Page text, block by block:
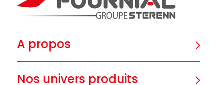
A propos
Nos univers produits